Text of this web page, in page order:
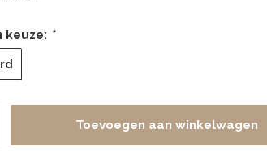
keuze: *
Toevoegen aan winkelwagen